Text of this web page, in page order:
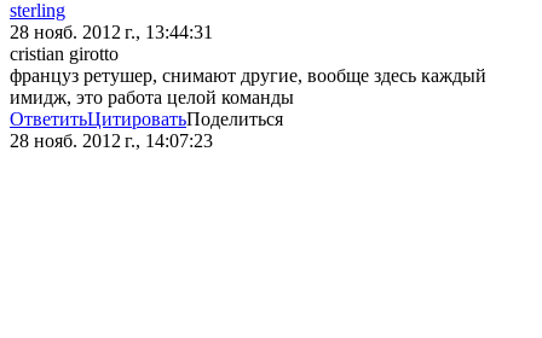
sterling
28 нояб. 2012 г., 13:44:31
cristian girotto
француз ретушер, снимают другие, вообще здесь каждый
имидж, это работа целой команды
ОтветитьЦитироватьПоделиться
28 нояб. 2012 г., 14:07:23